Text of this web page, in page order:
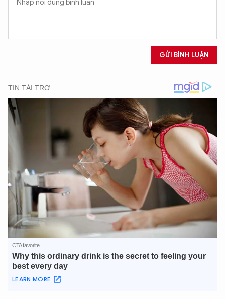
GỬI BÌNH LUẬN
XIN CHÀO,
TÔI LÀ CHATBOT CỦA
Hãy hỏi tôi bất kỳ điều gì bạn cần biết về
An Ninh Thủ Đô nhé. Tôi sẵn sàng hỗ trợ!